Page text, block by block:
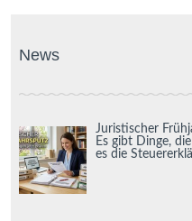
News
Juristischer
Es gibt Dinge,
es die